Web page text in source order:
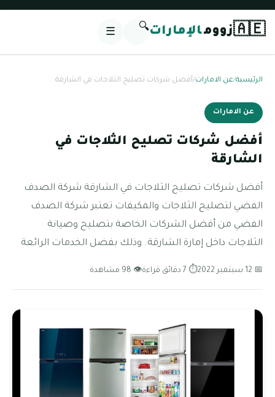
🇦🇪زوومالإمارات🔍
☰
الرئيسية/عن الامارات/أفضل شركات تصليح الثلاجات في الشارقة
عن الامارات
أفضل شركات تصليح الثلاجات في
الشارقة
أفضل شركات تصليح الثلاجات في الشارقة شركة الصدف
الفضي لتصليح الثلاجات والمكيفات تعتبر شركة الصدف
الفضي من أفضل الشركات الخاصة بتصليح وصيانة
الثلاجات داخل إمارة الشارقة. وذلك بفضل الخدمات الرائعة
📅 12 سبتمبر 2022 ⏱ 7 دقائق قراءة 👁 98 مشاهدة